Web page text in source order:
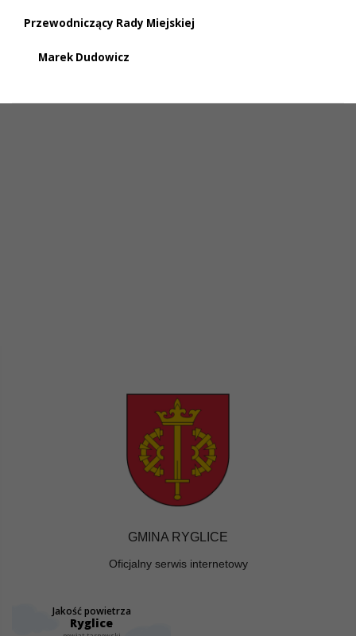
Przewodniczący Rady Miejskiej
Marek Dudowicz
GMINA RYGLICE
Oficjalny serwis internetowy